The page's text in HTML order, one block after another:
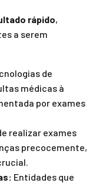
rápido,
a serem
de
médicas à
por exames
realizar exames
precocemente,
Entidades que